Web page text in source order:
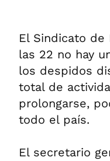
El Sindicato
las 22 no hay
los despidos
total de
prolongarse,
todo el país.
El secretario